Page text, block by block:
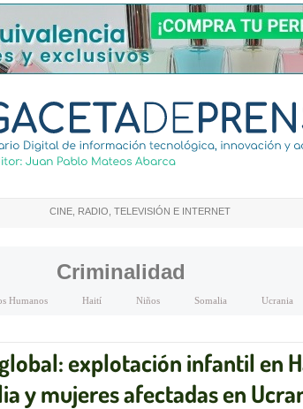
CINE, RADIO, TELEVISIÓN E INTERNET
Criminalidad
Humanos Haití Niños Somalia Ucrania
explotación infantil en
y mujeres afectadas en